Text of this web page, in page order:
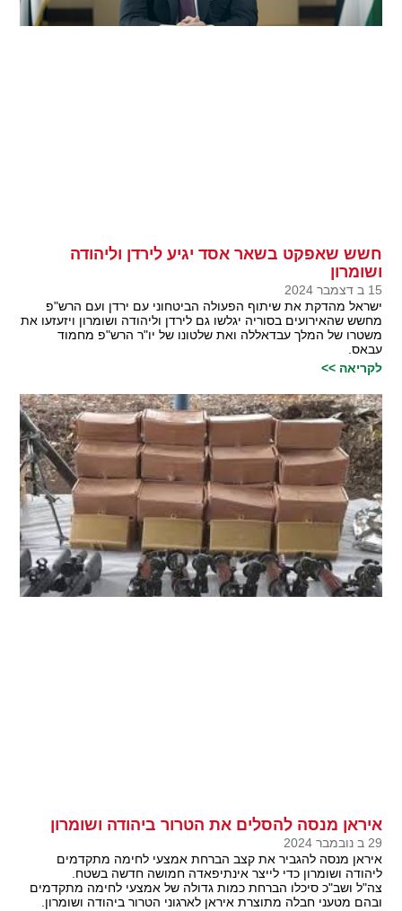
חשש שאפקט בשאר אסד יגיע לירדן וליהודה
ושומרון
15 ב דצמבר 2024
ישראל מהדקת את שיתוף הפעולה הביטחוני עם ירדן ועם הרש"פ
מחשש שהאירועים בסוריה יגלשו גם לירדן וליהודה ושומרון ויזעזעו את
משטרו של המלך עבדאללה ואת שלטונו של יו"ר הרש"פ מחמוד
עבאס.
לקריאה >>
איראן מנסה להסלים את הטרור ביהודה ושומרון
29 ב נובמבר 2024
איראן מנסה להגביר את קצב הברחת אמצעי לחימה מתקדמים
ליהודה ושומרון כדי לייצר אינתיפאדה חמושה חדשה בשטח.
צה"ל ושב"כ סיכלו הברחת כמות גדולה של אמצעי לחימה מתקדמים
ובהם מטעני חבלה מתוצרת איראן לארגוני הטרור ביהודה ושומרון.